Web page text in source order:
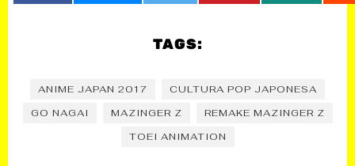
TAGS:
ANIME JAPAN 2017
CULTURA POP JAPONESA
GO NAGAI
MAZINGER Z
REMAKE MAZINGER Z
TOEI ANIMATION